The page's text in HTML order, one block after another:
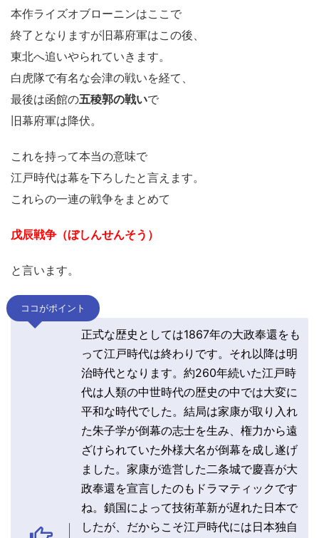
本作ライズオブローニンはここで
終了となりますが旧幕府軍はこの後、
東北へ追いやられていきます。
白虎隊で有名な会津の戦いを経て、
最後は函館の五稜郭の戦いで
旧幕府軍は降伏。
これを持って本当の意味で
江戸時代は幕を下ろしたと言えます。
これらの一連の戦争をまとめて
戊辰戦争（ぼしんせんそう）
と言います。
ココがポイント
正式な歴史としては1867年の大政奉還をも
って江戸時代は終わりです。それ以降は明
治時代となります。約260年続いた江戸時
代は人類の中世時代の歴史の中では大変に
平和な時代でした。結局は家康が取り入れ
た朱子学が倒幕の志士を生み、権力から遠
ざけられていた外様大名が倒幕を成し遂げ
ました。家康が造営した二条城で慶喜が大
政奉還を宣言したのもドラマティックです
ね。鎖国によって技術革新が遅れた日本で
したが、だからこそ江戸時代には日本独自